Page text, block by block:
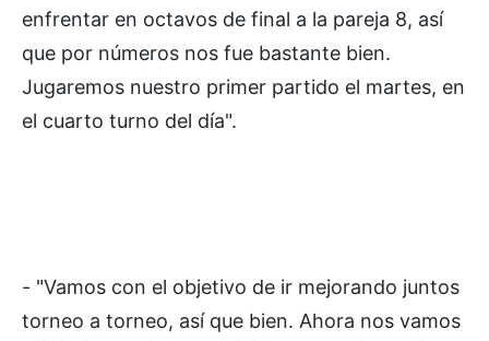
enfrentar en octavos de final a la pareja 8, así
que por números nos fue bastante bien.
Jugaremos nuestro primer partido el martes, en
el cuarto turno del día".
- "Vamos con el objetivo de ir mejorando juntos
torneo a torneo, así que bien. Ahora nos vamos